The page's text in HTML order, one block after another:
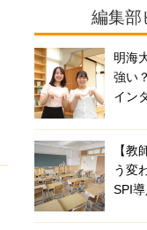
編集部
明海
強い
イン
【教
う変
SPI